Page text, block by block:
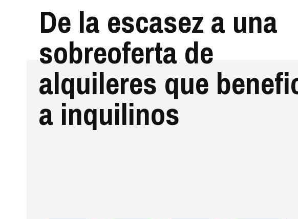
De la escasez a una
sobreoferta de
alquileres que
a inquilinos